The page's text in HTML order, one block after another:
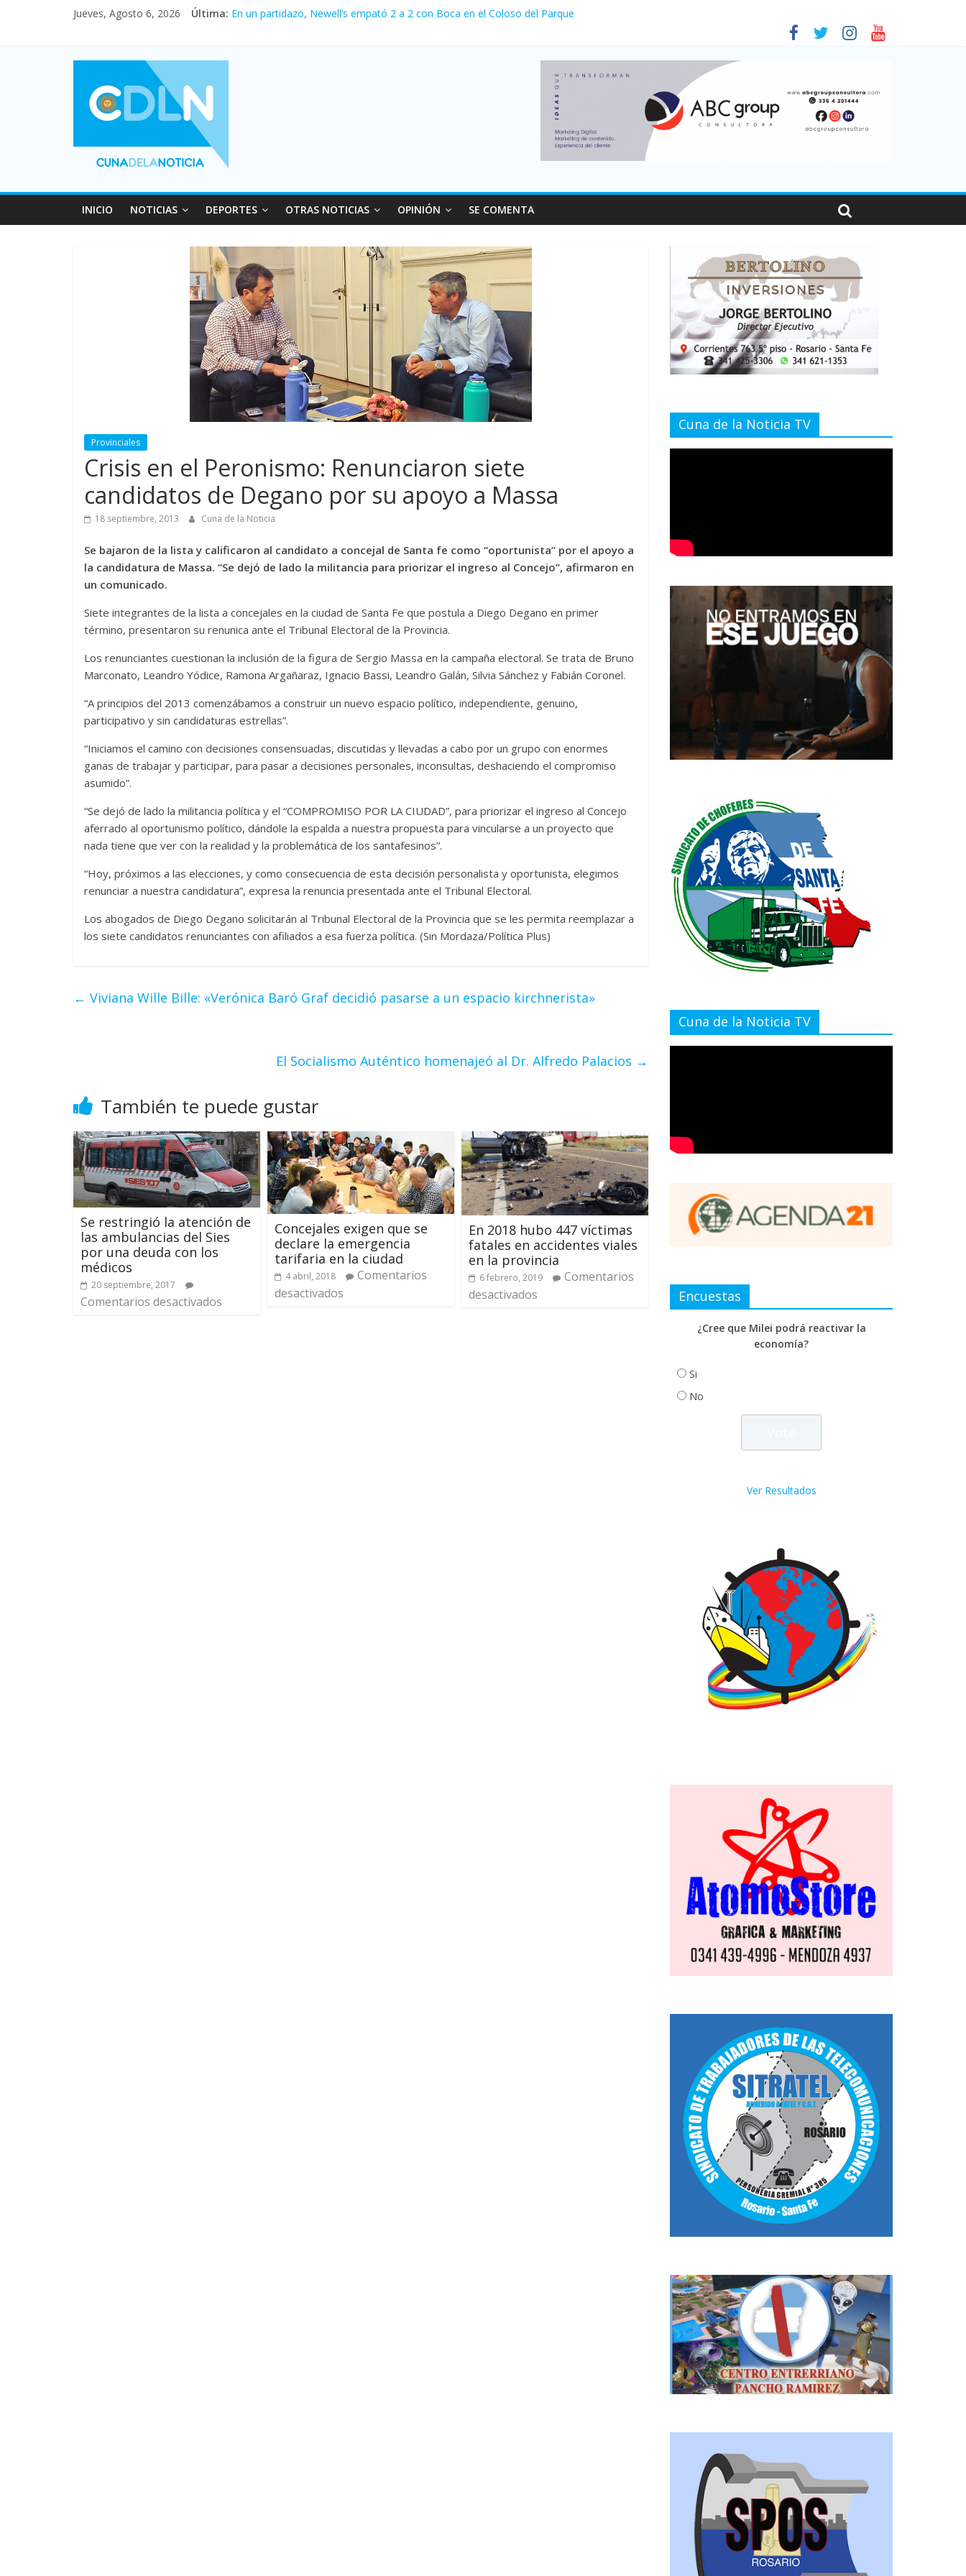
Jueves, Agosto 6, 2026 Última: En un partidazo, Newell’s empató 2 a 2 con Boca en el Coloso del Parque
Vacaciones de invierno con más movimiento y consumo turístico: 4,6 millones de personas viajaron por el país, un 5,9% más que en 2025
INICIO NOTICIAS DEPORTES OTRAS NOTICIAS OPINIÓN SE COMENTA
Provinciales
Crisis en el Peronismo: Renunciaron siete
candidatos de Degano por su apoyo a Massa
18 septiembre, 2013 Cuna de la Noticia
Se bajaron de la lista y calificaron al candidato a concejal de Santa fe como “oportunista” por el apoyo a
la candidatura de Massa. “Se dejó de lado la militancia para priorizar el ingreso al Concejo”, afirmaron en
un comunicado.
Siete integrantes de la lista a concejales en la ciudad de Santa Fe que postula a Diego Degano en primer
término, presentaron su renunica ante el Tribunal Electoral de la Provincia.
Los renunciantes cuestionan la inclusión de la figura de Sergio Massa en la campaña electoral. Se trata de Bruno
Marconato, Leandro Yódice, Ramona Argañaraz, Ignacio Bassi, Leandro Galán, Silvia Sánchez y Fabián Coronel.
“A principios del 2013 comenzábamos a construir un nuevo espacio político, independiente, genuino,
participativo y sin candidaturas estrellas”.
“Iniciamos el camino con decisiones consensuadas, discutidas y llevadas a cabo por un grupo con enormes
ganas de trabajar y participar, para pasar a decisiones personales, inconsultas, deshaciendo el compromiso
asumido”.
“Se dejó de lado la militancia política y el “COMPROMISO POR LA CIUDAD”, para priorizar el ingreso al Concejo
aferrado al oportunismo político, dándole la espalda a nuestra propuesta para vincularse a un proyecto que
nada tiene que ver con la realidad y la problemática de los santafesinos”.
“Hoy, próximos a las elecciones, y como consecuencia de esta decisión personalista y oportunista, elegimos
renunciar a nuestra candidatura”, expresa la renuncia presentada ante el Tribunal Electoral.
Los abogados de Diego Degano solicitarán al Tribunal Electoral de la Provincia que se les permita reemplazar a
los siete candidatos renunciantes con afiliados a esa fuerza política. (Sin Mordaza/Política Plus)
← Viviana Wille Bille: «Verónica Baró Graf decidió pasarse a un espacio kirchnerista»
El Socialismo Auténtico homenajeó al Dr. Alfredo Palacios →
También te puede gustar
Se restringió la atención de
las ambulancias del Sies
por una deuda con los
médicos
20 septiembre, 2017
Comentarios desactivados
Concejales exigen que se
declare la emergencia
tarifaria en la ciudad
4 abril, 2018
Comentarios
desactivados
En 2018 hubo 447 víctimas
fatales en accidentes viales
en la provincia
6 febrero, 2019
Comentarios
desactivados
Cuna de la Noticia TV
Cuna de la Noticia TV
Encuestas
¿Cree que Milei podrá reactivar la
economía?
Si
No
Ver Resultados